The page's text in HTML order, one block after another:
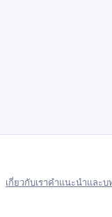
เกี่ยวกับเราคำแนะนำและบ